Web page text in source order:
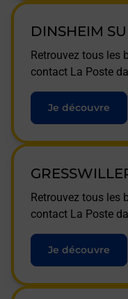
DINSHEIM
Retrouvez tous les
contact La Poste
Je découvre
Retrouvez tous les
contact La Poste
Je découvre